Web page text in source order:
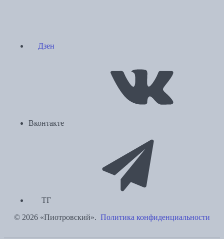
Дзен
Вконтакте
ТГ
© 2026 «Пиотровский». Политика конфиденциальности